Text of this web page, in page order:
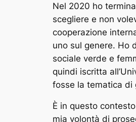
Nel 2020 ho
scegliere e non
cooperazione
uno sul genere. Ho
sociale verde e
quindi iscritta
fosse la tematica di
È in questo
mia volontà di